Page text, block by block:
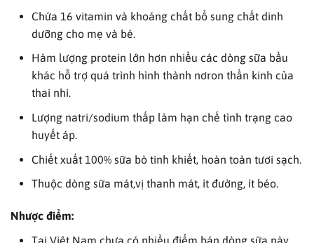
Chứa 16 vitamin và khoáng chất bổ sung chất dinh
dưỡng cho mẹ và bé.
Hàm lượng protein lớn hơn nhiều các dòng sữa bầu
khác hỗ trợ quá trình hình thành nơron thần kinh của
thai nhi.
Lượng natri/sodium thấp làm hạn chế tình trạng cao
huyết áp.
Chiết xuất 100% sữa bò tinh khiết, hoàn toàn tươi sạch.
Thuộc dòng sữa mát,vị thanh mát, ít đường, ít béo.
Nhược điểm:
Tại Việt Nam chưa có nhiều điểm bán dòng sữa này.